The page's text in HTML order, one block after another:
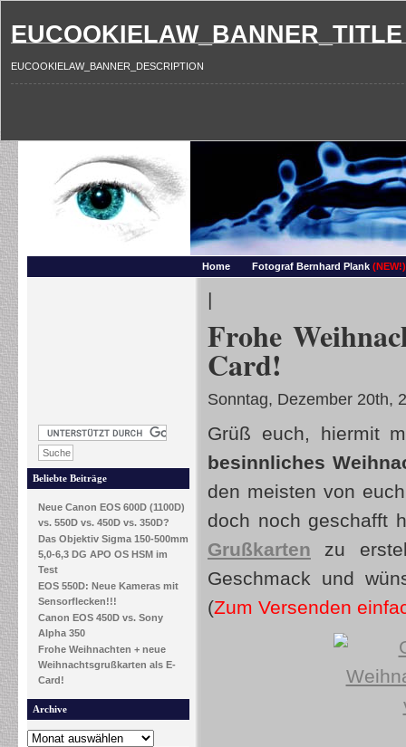
EUCOOKIELAW_BANNER_TITLE
EUCOOKIELAW_BANNER_DESCRIPTION
Home Fotograf Bernhard Plank (NEW!)
Beliebte Beiträge
Neue Canon EOS 600D (1100D)
vs. 550D vs. 450D vs. 350D?
Das Objektiv Sigma 150-500mm
5,0-6,3 DG APO OS HSM im
Test
EOS 550D: Neue Kameras mit
Sensorflecken!!!
Canon EOS 450D vs. Sony
Alpha 350
Frohe Weihnachten + neue
Weihnachtsgrußkarten als E-
Card!
Archive
|
Frohe
Card!
Sonntag, Dezember 20th,
Grüß euch, hiermit
besinnliches
den meisten von
doch noch geschafft
Grußkarten zu
Geschmack und
(Zum Versenden